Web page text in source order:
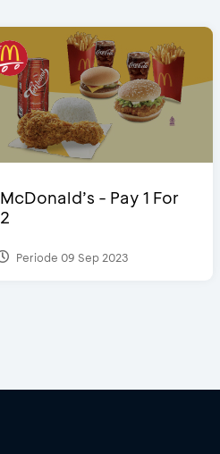
McDonald’s - Pay 1 For
2
Periode 09 Sep 2023